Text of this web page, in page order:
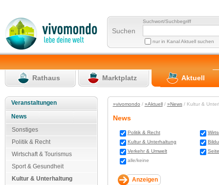
Suchen
Suchwort/Suchbegriff
nur in Kanal Aktuell suchen
Rathaus Marktplatz Aktuell
Veranstaltungen
News
Sonstiges
Politik & Recht
Wirtschaft & Tourismus
Sport & Gesundheit
Kultur & Unterhaltung
»vivomondo / »Aktuell/ »News/ Kultur &
News
Politik & Recht
Kultur & Unterhaltung
Verkehr & Umwelt
alle/keine